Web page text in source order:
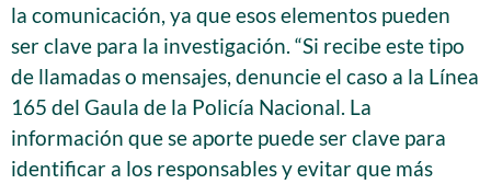
la comunicación, ya que esos elementos pueden
ser clave para la investigación. “Si recibe este tipo
de llamadas o mensajes, denuncie el caso a la Línea
165 del Gaula de la Policía Nacional. La
información que se aporte puede ser clave para
identificar a los responsables y evitar que más